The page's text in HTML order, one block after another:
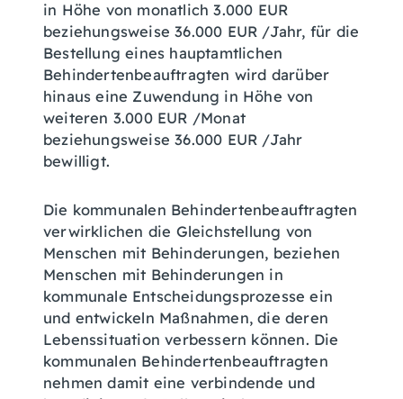
in Höhe von monatlich 3.000 EUR
beziehungsweise 36.000 EUR /Jahr, für die
Bestellung eines hauptamtlichen
Behindertenbeauftragten wird darüber
hinaus eine Zuwendung in Höhe von
weiteren 3.000 EUR /Monat
beziehungsweise 36.000 EUR /Jahr
bewilligt.
Die kommunalen Behindertenbeauftragten
verwirklichen die Gleichstellung von
Menschen mit Behinderungen, beziehen
Menschen mit Behinderungen in
kommunale Entscheidungsprozesse ein
und entwickeln Maßnahmen, die deren
Lebenssituation verbessern können. Die
kommunalen Behindertenbeauftragten
nehmen damit eine verbindende und